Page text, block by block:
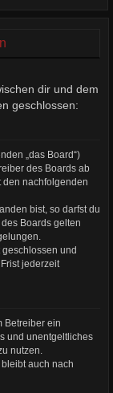
dir und dem
geschlossen:
„das Board“)
des Boards ab
den nachfolgenden
bist, so darfst du
Boards gelten
und
jederzeit
Betreiber ein
und unentgeltliches
nutzen.
auch nach